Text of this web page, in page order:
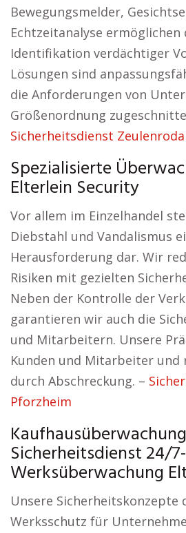
Bewegungsmelder,
Echtzeitanalyse
Identifikation verdächtiger
Lösungen sind
die Anforderungen von
Größenordnung
Sicherheitsdienst Zeulenroda
Spezialisierte
Elterlein Security
Vor allem im Einzelhandel
Diebstahl und Vandalismus
Herausforderung dar. Wir
Risiken mit gezielten
Neben der Kontrolle der
garantieren wir auch die
und Mitarbeitern. Unsere
Kunden und Mitarbeiter und
durch Abschreckung. –
Pforzheim
Sicherheitsdienst 24/7-
Werksüberwachung
Unsere Sicherheitskonzepte
Werksschutz für